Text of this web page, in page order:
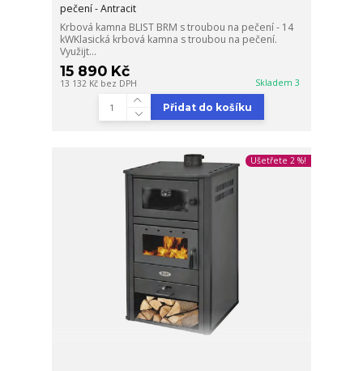
pečení - Antracit
Krbová kamna BLIST BRM s troubou na pečení - 14
kWKlasická krbová kamna s troubou na pečení.
Využijt...
15 890 Kč
13 132 Kč bez DPH Skladem 3
Přidat do košíku
Ušetřete 2 %!